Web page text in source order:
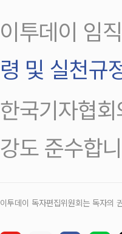
이투데이 임
령 및 실천규
한국기자협
강도 준수합
이투데이 독자편집위원회는 독자의